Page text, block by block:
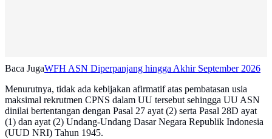
Baca JugaWFH ASN Diperpanjang hingga Akhir September 2026
Menurutnya, tidak ada kebijakan afirmatif atas pembatasan usia
maksimal rekrutmen CPNS dalam UU tersebut sehingga UU ASN
dinilai bertentangan dengan Pasal 27 ayat (2) serta Pasal 28D ayat
(1) dan ayat (2) Undang-Undang Dasar Negara Republik Indonesia
(UUD NRI) Tahun 1945.